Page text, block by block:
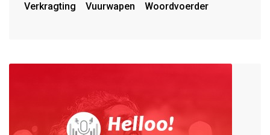
Verkragting
Vuurwapen Woordvoerder